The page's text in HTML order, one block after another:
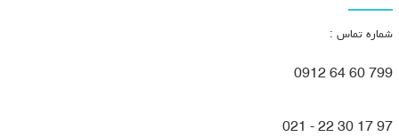
شماره تماس :
799 60 64 0912
97 17 30 22 - 021